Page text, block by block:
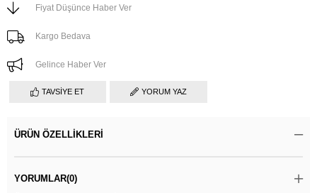
Fiyat Düşünce Haber Ver
Kargo Bedava
Gelince Haber Ver
TAVSIYE ET YORUM YAZ
ÜRÜN ÖZELLIKLERI
YORUMLAR(0)